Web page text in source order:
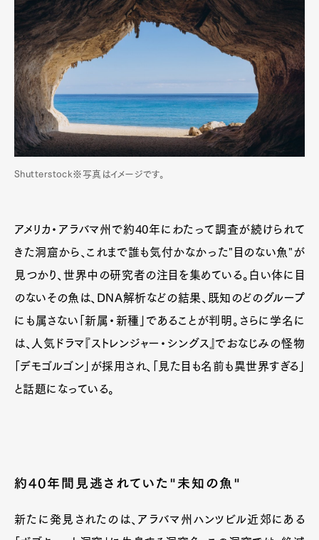
Gourmet
ProductCulture Lifestyle
Shutterstock※写真はイメージです。
アメリカ・アラバマ州で約40年にわたって調査が続けられて
きた洞窟から、これまで誰も気付かなかった"目のない魚"が
見つかり、世界中の研究者の注目を集めている。白い体に目
のないその魚は、DNA解析などの結果、既知のどのグループ
にも属さない「新属・新種」であることが判明。さらに学名に
は、人気ドラマ『ストレンジャー・シングス』でおなじみの怪物
「デモゴルゴン」が採用され、「見た目も名前も異世界すぎる」
と話題になっている。
約40年間見逃されていた"未知の魚"
新たに発見されたのは、アラバマ州ハンツビル近郊にある